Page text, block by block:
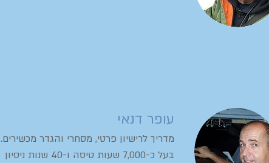
עופר דנאי
מדריך לרישיון פרטי, מסחרי והגדר מכשירים.
בעל כ-7,000 שעות טיסה ו-40 שנות ניסיון